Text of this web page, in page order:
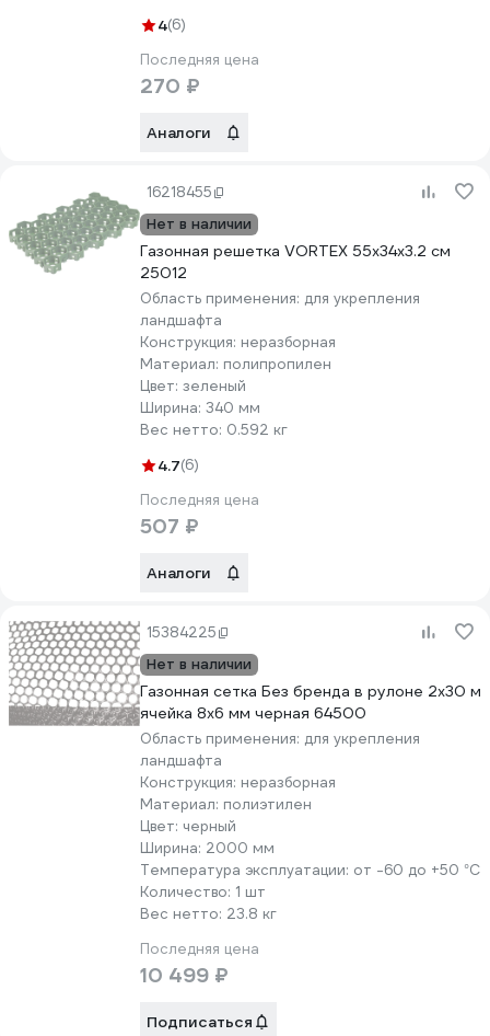
4(6)
Последняя цена
270 ₽
Аналоги
16218455
Нет в наличии
Газонная решетка VORTEX 55х34х3.2 cм
25012
Область применения: для укрепления
ландшафта
Конструкция: неразборная
Материал: полипропилен
Цвет: зеленый
Ширина: 340 мм
Вес нетто: 0.592 кг
4.7(6)
Последняя цена
507 ₽
Аналоги
15384225
Нет в наличии
Газонная сетка Без бренда в рулоне 2х30 м
ячейка 8x6 мм черная 64500
Область применения: для укрепления
ландшафта
Конструкция: неразборная
Материал: полиэтилен
Цвет: черный
Ширина: 2000 мм
Температура эксплуатации: от -60 до +50 °С
Количество: 1 шт
Вес нетто: 23.8 кг
Последняя цена
10 499 ₽
Подписаться